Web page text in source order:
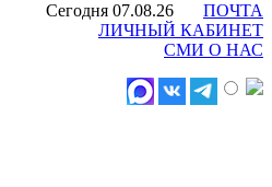
Сегодня 07.08.26
ПОЧТА
ЛИЧНЫЙ КАБИНЕТ
СМИ О НАС